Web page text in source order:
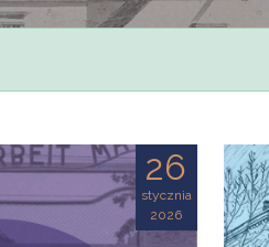
26
stycznia
2026